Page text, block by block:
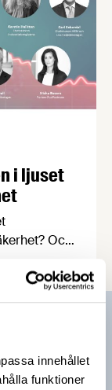
innehållet
funktioner
i ljuset
Och
frågor
15
och